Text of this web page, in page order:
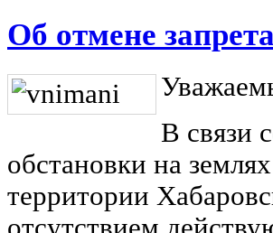
Об отмене
В связи
обстановки на
территории